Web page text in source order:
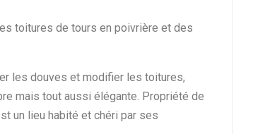
toitures de tours en poivrière et des
les douves et modifier les toitures,
mais tout aussi élégante. Propriété de
un lieu habité et chéri par ses